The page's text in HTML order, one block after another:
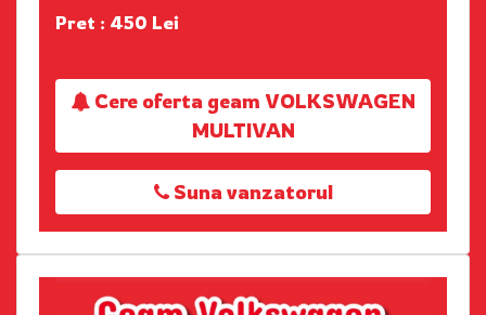
Pret : 450 Lei
Cere oferta geam VOLKSWAGEN
MULTIVAN
Suna vanzatorul